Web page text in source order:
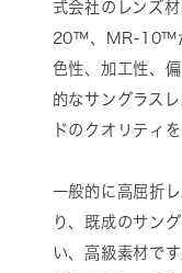
式会社のレンズ
20™、MR-10™
色性、加工性、
的なサングラス
ドのクオリティを
一般的に高屈折
り、既成のサン
い、高級素材で